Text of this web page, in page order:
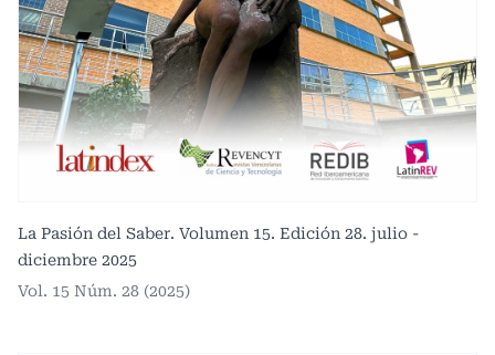
La Pasión del Saber. Volumen 15. Edición 28. julio -
diciembre 2025
Vol. 15 Núm. 28 (2025)